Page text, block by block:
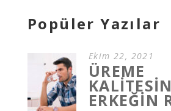
Popüler Yazılar
Ekim 22, 2021
ÜREME
ERKEĞİN